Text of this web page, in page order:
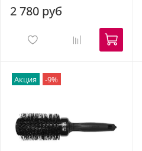
2 780 руб
Акция -9%